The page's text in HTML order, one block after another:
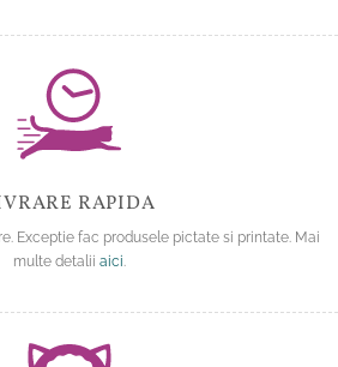
RAPIDA
Exceptie fac produsele pictate si printate. Mai
multe detalii aici.